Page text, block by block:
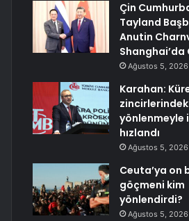
Çin
Tayland
Anutin
Ağustos 5, 2026
Karahan:
yönlenmeyle
hızlandı
Ağustos 5, 2026
Ceuta’ya on
göçmeni kim
yönlendirdi?
Ağustos 5, 2026